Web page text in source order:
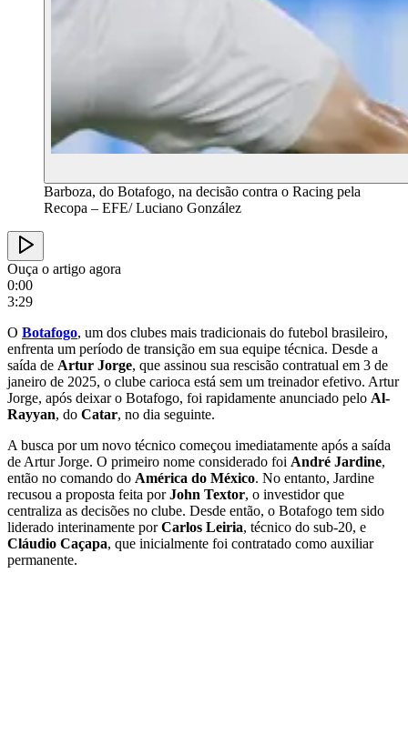
Barboza, do Botafogo, na decisão contra o Racing pela
Recopa – EFE/ Luciano González
Ouça o artigo agora
0:00
3:29
O Botafogo, um dos clubes mais tradicionais do futebol brasileiro,
enfrenta um período de transição em sua equipe técnica. Desde a
saída de Artur Jorge, que assinou sua rescisão contratual em 3 de
janeiro de 2025, o clube carioca está sem um treinador efetivo. Artur
Jorge, após deixar o Botafogo, foi rapidamente anunciado pelo Al-
Rayyan, do Catar, no dia seguinte.
A busca por um novo técnico começou imediatamente após a saída
de Artur Jorge. O primeiro nome considerado foi André Jardine,
então no comando do América do México. No entanto, Jardine
recusou a proposta feita porJohn Textor, o investidor que
centraliza as decisões no clube. Desde então, o Botafogo tem sido
liderado interinamente porCarlos Leiria, técnico do sub-20, e
Cláudio Caçapa, que inicialmente foi contratado como auxiliar
permanente.